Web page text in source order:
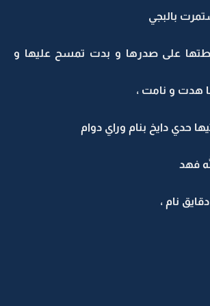
بالبجي
على صدرها و بدت تمسح عليها و
هدت و نامت ،
حدي دايخ بنام وراي دوام
فهد
نام ،